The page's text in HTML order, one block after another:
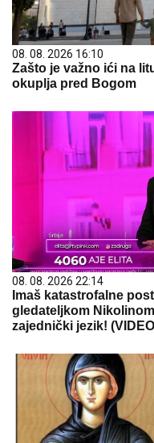
08. 08. 2026 16:10
Zašto je važno ići na
okuplja pred Bogom
08. 08. 2026 22:14
Imaš katastrofalne
gledateljkom
zajednički jezik!